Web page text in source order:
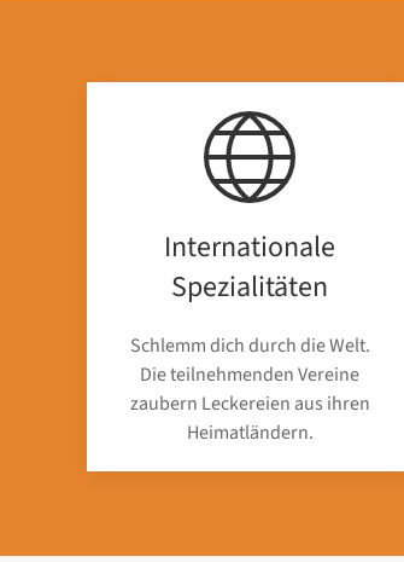
Internationale
Spezialitäten
Schlemm dich durch die Welt.
Die teilnehmenden Vereine
zaubern Leckereien aus ihren
Heimatländern.